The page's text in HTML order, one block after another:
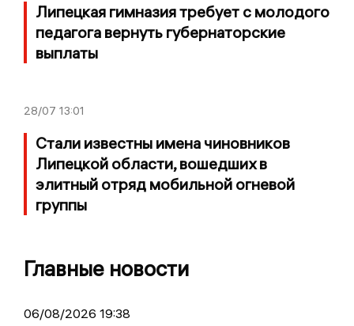
Липецкая гимназия требует с молодого
педагога вернуть губернаторские
выплаты
28/07 13:01
Стали известны имена чиновников
Липецкой области, вошедших в
элитный отряд мобильной огневой
группы
Главные новости
06/08/2026 19:38